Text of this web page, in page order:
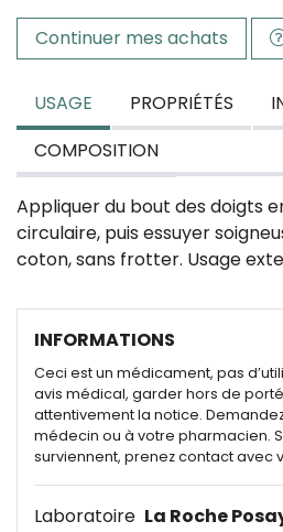
Continuer mes achats
USAGE PROPRIÉTÉS
COMPOSITION
Appliquer du bout des doigts
circulaire, puis essuyer
coton, sans frotter. Usage
INFORMATIONS
Ceci est un médicament, pas
avis médical, garder hors de
attentivement la notice.
médecin ou à votre pharmacien.
surviennent, prenez contact avec
Laboratoire La Roche